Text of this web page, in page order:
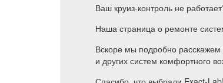
Ваш круиз-контроль не
Наша страница о ремонте
Вскоре мы подробно расскажем
и других систем комфортного